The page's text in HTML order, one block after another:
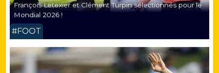
François Letexier et Clément Turpin sélectionnés pour le
Mondial 2026 !
#FOOT